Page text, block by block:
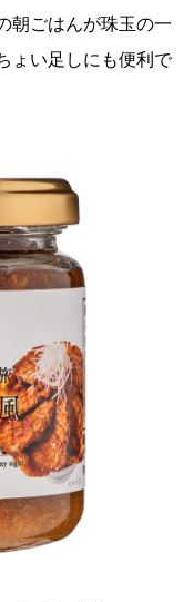
朝ごはんが珠玉の一
ょい足しにも便利で